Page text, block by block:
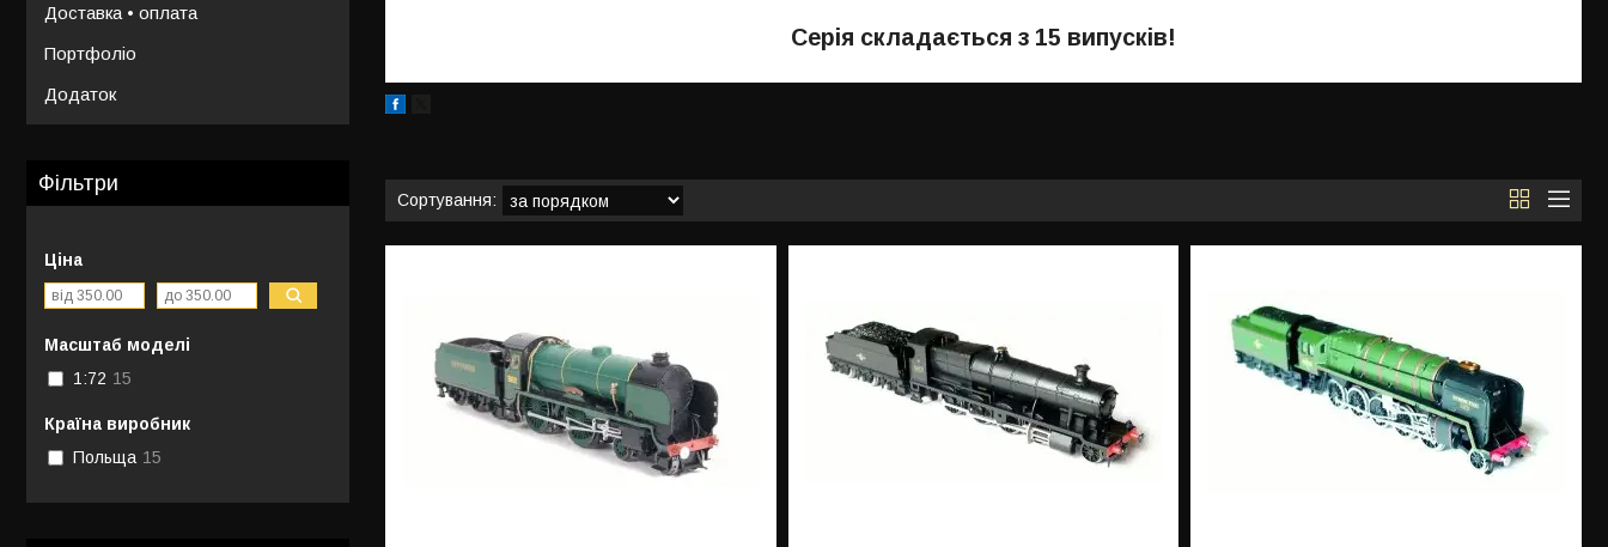
Серія складається з 15 випусків!
Доставка • оплата
Портфоліо
Додаток
Фільтри
Ціна
Масштаб моделі
1:72 15
Країна виробник
Польща 15